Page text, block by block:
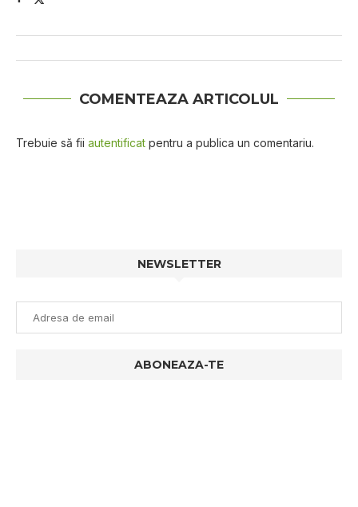
COMENTEAZA ARTICOLUL
Trebuie să fii autentificat pentru a publica un comentariu.
NEWSLETTER